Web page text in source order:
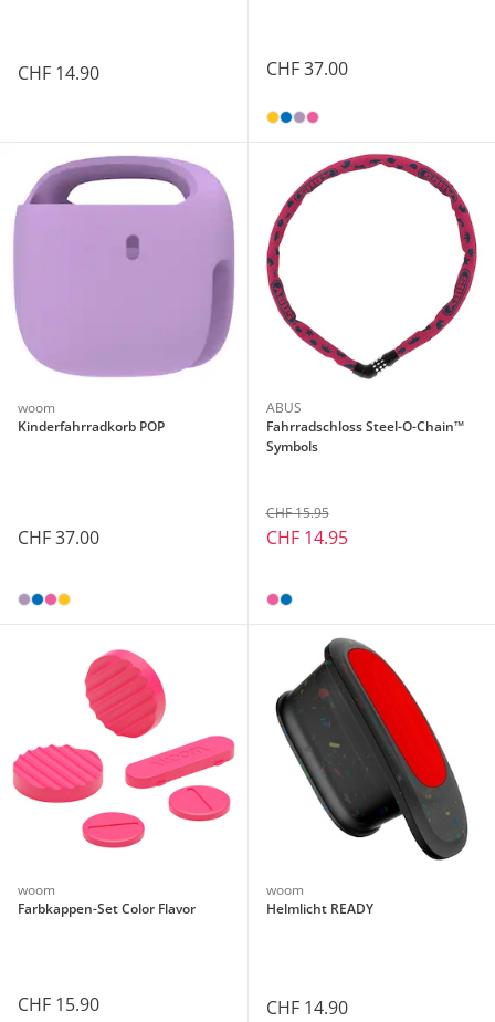
CHF 14.90 CHF 37.00
woom
Kinderfahrradkorb POP
CHF 37.00
ABUS
Fahrradschloss Steel-O-Chain™
Symbols
CHF 15.95
CHF 14.95
woom
Farbkappen-Set Color Flavor
CHF 15.90
woom
Helmlicht READY
CHF 14.90